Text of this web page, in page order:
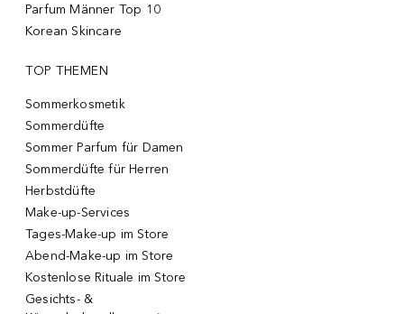
Parfum Männer Top 10
Korean Skincare
TOP THEMEN
Sommerkosmetik
Sommerdüfte
Sommer Parfum für Damen
Sommerdüfte für Herren
Herbstdüfte
Make-up-Services
Tages-Make-up im Store
Abend-Make-up im Store
Kostenlose Rituale im Store
Gesichts- &